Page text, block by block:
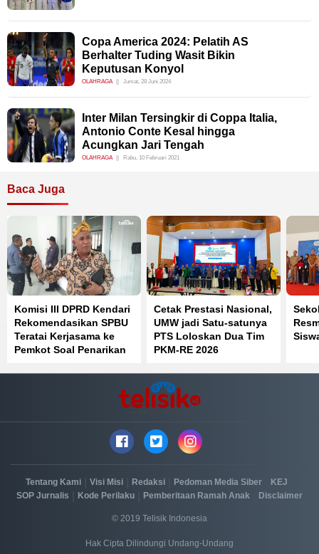
Copa America 2024: Pelatih AS
Berhalter Tuding Wasit Bikin
Keputusan Konyol
OLAHRAGA Jumat, 28 Juni 2024
Inter Milan Tersingkir di Coppa Italia,
Antonio Conte Kesal hingga
Acungkan Jari Tengah
OLAHRAGA Rabu, 10 Februari 2021
Baca Juga
Komisi III DPRD Kendari
Rekomendasikan SPBU
Teratai Kerjasama ke
Pemkot Soal Penarikan
Cetak Prestasi Nasional,
UMW jadi Satu-satunya
PTS Loloskan Dua Tim
PKM-RE 2026
Tentang Kami Visi Misi Redaksi Pedoman Media Siber KEJ
SOP Jurnalis Kode Perilaku Pemberitaan Ramah Anak Disclaimer
© 2019 Telisik Indonesia
Hak Cipta Dilindungi Undang-Undang